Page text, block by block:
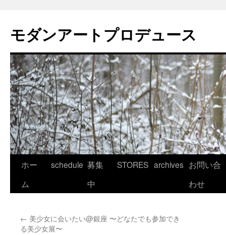
モダンアートプロデュース
ン
ホー
ム
schedule 募集
中
STORES archives お問い合
わせ
← 美少女に会いたい@銀座 〜どなたでも参加でき
る美少女展〜